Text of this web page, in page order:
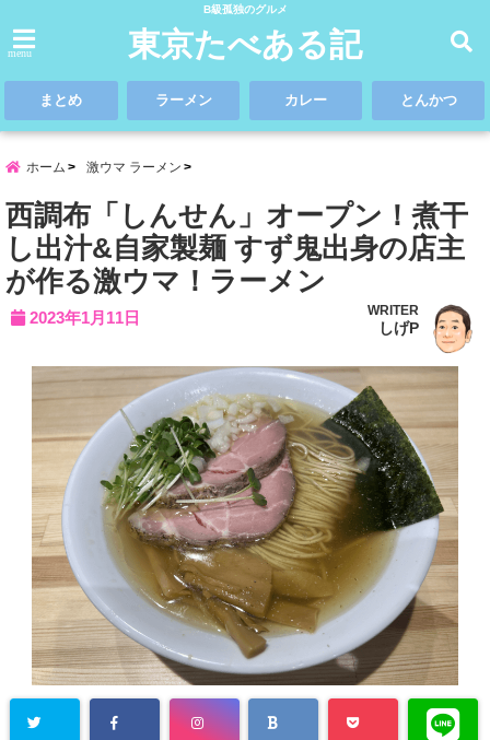
B級孤独のグルメ
menu 東京たべある記
まとめ ラーメン カレー とんかつ
ホーム 激ウマ ラーメン
西調布「しんせん」オープン！煮干
し出汁&自家製麺 すず鬼出身の店主
が作る激ウマ！ラーメン
2023年1月11日 WRITER
しげP